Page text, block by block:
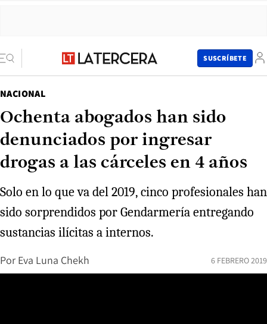
SUSCRÍBETE
NACIONAL
Ochenta abogados han sido
denunciados por ingresar
drogas a las cárceles en 4 años
Solo en lo que va del 2019, cinco profesionales han
sido sorprendidos por Gendarmería entregando
sustancias ilícitas a internos.
Por Eva Luna Chekh 6 FEBRERO 2019